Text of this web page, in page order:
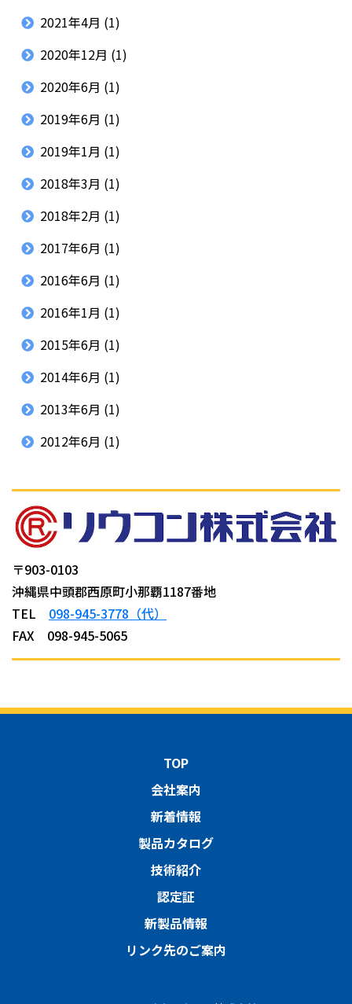
2021年4月 (1)
2020年12月 (1)
2020年6月 (1)
2019年6月 (1)
2019年1月 (1)
2018年3月 (1)
2018年2月 (1)
2017年6月 (1)
2016年6月 (1)
2016年1月 (1)
2015年6月 (1)
2014年6月 (1)
2013年6月 (1)
2012年6月 (1)
〒903-0103
沖縄県中頭郡西原町小那覇1187番地
TEL 098-945-3778（代）
FAX 098-945-5065
TOP
会社案内
新着情報
製品カタログ
技術紹介
認定証
新製品情報
リンク先のご案内